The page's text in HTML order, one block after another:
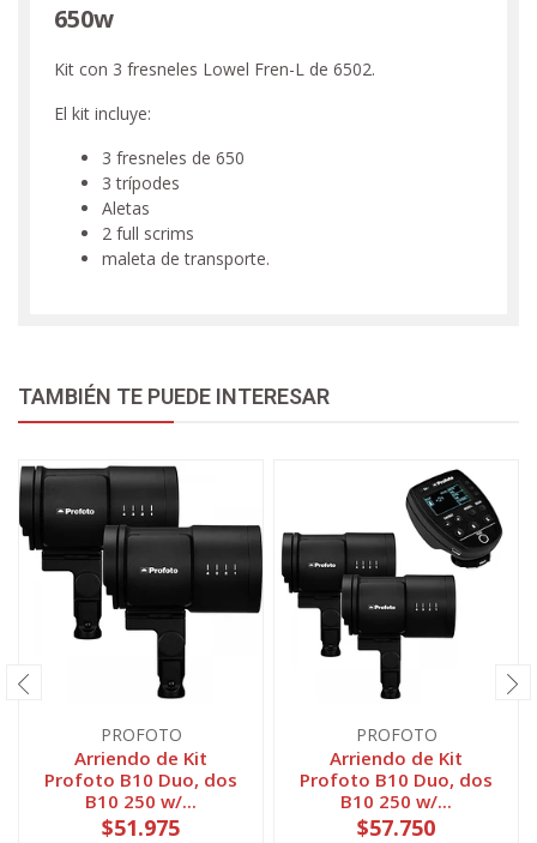
650w
Kit con 3 fresneles Lowel Fren-L de 6502.
El kit incluye:
3 fresneles de 650
3 trípodes
Aletas
2 full scrims
maleta de transporte.
TAMBIÉN TE PUEDE INTERESAR
PROFOTO
Arriendo de Kit
Profoto B10 Duo, dos
B10 250 w/...
$51.975
PROFOTO
Arriendo de Kit
Profoto B10 Duo, dos
B10 250 w/...
$57.750